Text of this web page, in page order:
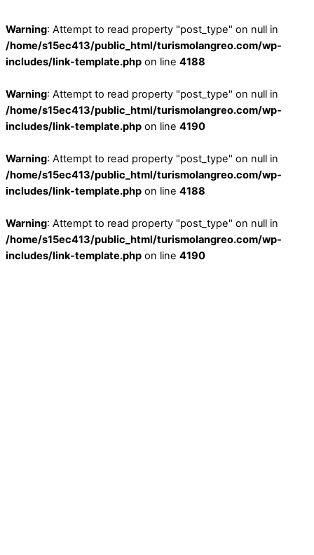
Warning: Attempt to read property "post_type" on null in
/home/s15ec413/public_html/turismolangreo.com/wp-
includes/link-template.php on line 4188
Warning: Attempt to read property "post_type" on null in
/home/s15ec413/public_html/turismolangreo.com/wp-
includes/link-template.php on line 4190
Warning: Attempt to read property "post_type" on null in
/home/s15ec413/public_html/turismolangreo.com/wp-
includes/link-template.php on line 4188
Warning: Attempt to read property "post_type" on null in
/home/s15ec413/public_html/turismolangreo.com/wp-
includes/link-template.php on line 4190